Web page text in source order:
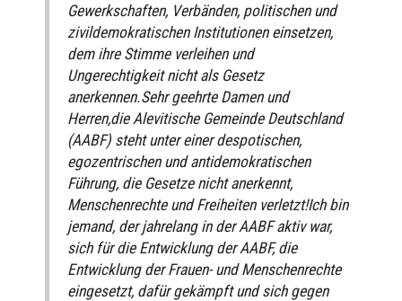
Gewerkschaften, Verbänden, politischen und
zivildemokratischen Institutionen einsetzen,
dem ihre Stimme verleihen und
Ungerechtigkeit nicht als Gesetz
anerkennen.Sehr geehrte Damen und
Herren,die Alevitische Gemeinde Deutschland
(AABF) steht unter einer despotischen,
egozentrischen und antidemokratischen
Führung, die Gesetze nicht anerkennt,
Menschenrechte und Freiheiten verletzt!Ich bin
jemand, der jahrelang in der AABF aktiv war,
sich für die Entwicklung der AABF, die
Entwicklung der Frauen- und Menschenrechte
eingesetzt, dafür gekämpft und sich gegen